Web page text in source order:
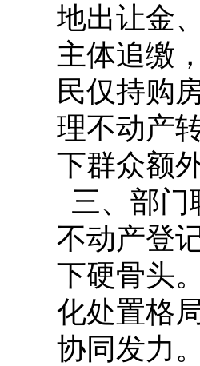
地出让金
主体追缴
民仅持购
理不动产
下群众额
三、部门
不动产登
下硬骨头
化处置格
协同发力。